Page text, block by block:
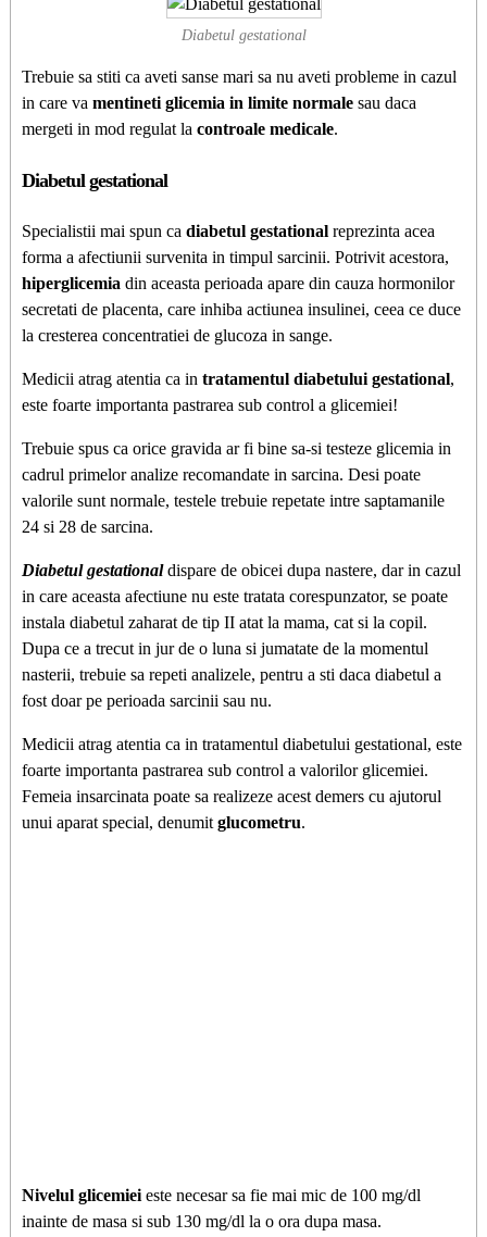
Diabetul gestational
Trebuie sa stiti ca aveti sanse mari sa nu aveti probleme in cazul
in care va mentineti glicemia in limite normale sau daca
mergeti in mod regulat la controale medicale.
Diabetul gestational
Specialistii mai spun ca diabetul gestational reprezinta acea
forma a afectiunii survenita in timpul sarcinii. Potrivit acestora,
hiperglicemia din aceasta perioada apare din cauza hormonilor
secretati de placenta, care inhiba actiunea insulinei, ceea ce duce
la cresterea concentratiei de glucoza in sange.
Medicii atrag atentia ca in tratamentul diabetului gestational,
este foarte importanta pastrarea sub control a glicemiei!
Trebuie spus ca orice gravida ar fi bine sa-si testeze glicemia in
cadrul primelor analize recomandate in sarcina. Desi poate
valorile sunt normale, testele trebuie repetate intre saptamanile
24 si 28 de sarcina.
Diabetul gestationaldispare de obicei dupa nastere, dar in cazul
in care aceasta afectiune nu este tratata corespunzator, se poate
instala diabetul zaharat de tip II atat la mama, cat si la copil.
Dupa ce a trecut in jur de o luna si jumatate de la momentul
nasterii, trebuie sa repeti analizele, pentru a sti daca diabetul a
fost doar pe perioada sarcinii sau nu.
Medicii atrag atentia ca in tratamentul diabetului gestational, este
foarte importanta pastrarea sub control a valorilor glicemiei.
Femeia insarcinata poate sa realizeze acest demers cu ajutorul
unui aparat special, denumit glucometru.
Nivelul glicemiei este necesar sa fie mai mic de 100 mg/dl
inainte de masa si sub 130 mg/dl la o ora dupa masa.